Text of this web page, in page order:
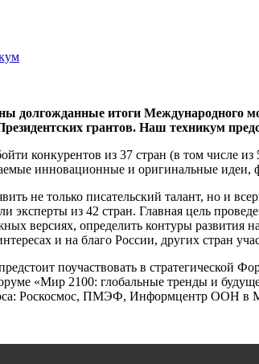
долгожданные итоги Международного
грантов. Наш техникум
конкурентов из 37 стран (в том числе из
инновационные и оригинальные идеи,
не только писательский талант, но и
эксперты из 42 стран. Главная цель
версиях, определить контуры
и на благо России, других стран
поучаствовать в стратегической
«Мир 2100: глобальные тренды и
Роскосмос, ПМЭФ, Информцентр ООН в